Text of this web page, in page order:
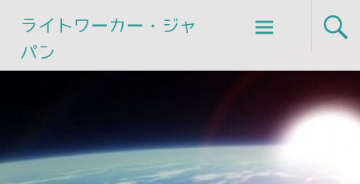
ライトワーカー・ジャ
パン
Skip
to